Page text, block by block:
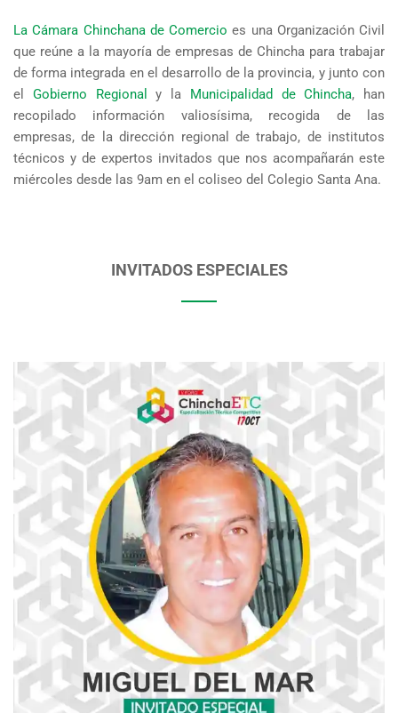
La Cámara Chinchana de Comercio es una Organización Civil
que reúne a la mayoría de empresas de Chincha para trabajar
de forma integrada en el desarrollo de la provincia, y junto con
el Gobierno Regional y la Municipalidad de Chincha, han
recopilado información valiosísima, recogida de las
empresas, de la dirección regional de trabajo, de institutos
técnicos y de expertos invitados que nos acompañarán este
miércoles desde las 9am en el coliseo del Colegio Santa Ana.
INVITADOS ESPECIALES